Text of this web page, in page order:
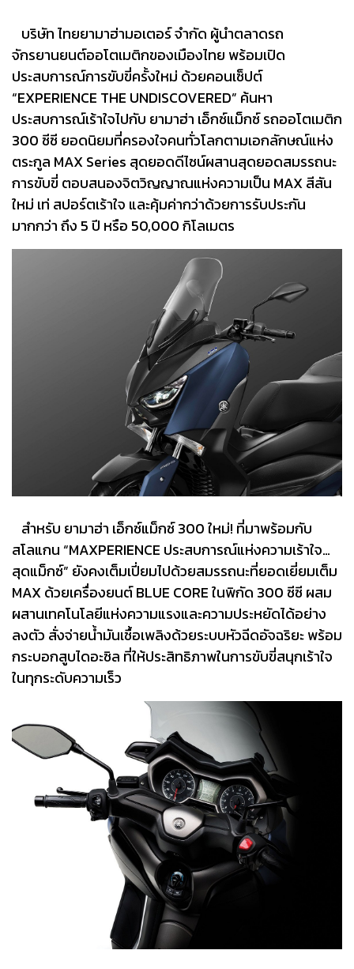
บริษัท ไทยยามาฮ่ามอเตอร์ จำกัด ผู้นำตลาดรถ
จักรยานยนต์ออโตเมติกของเมืองไทย พร้อมเปิด
ประสบการณ์การขับขี่ครั้งใหม่ ด้วยคอนเซ็ปต์
“EXPERIENCE THE UNDISCOVERED” ค้นหา
ประสบการณ์เร้าใจไปกับ ยามาฮ่า เอ็กซ์แม็กซ์ รถออโตเมติก
300 ซีซี ยอดนิยมที่ครองใจคนทั่วโลกตามเอกลักษณ์แห่ง
ตระกูล MAX Series สุดยอดดีไซน์ผสานสุดยอดสมรรถนะ
การขับขี่ ตอบสนองจิตวิญญาณแห่งความเป็น MAX สีสัน
ใหม่ เท่ สปอร์ตเร้าใจ และคุ้มค่ากว่าด้วยการรับประกัน
มากกว่า ถึง 5 ปี หรือ 50,000 กิโลเมตร
สำหรับ ยามาฮ่า เอ็กซ์แม็กซ์ 300 ใหม่! ที่มาพร้อมกับ
สโลแกน “MAXPERIENCE ประสบการณ์แห่งความเร้าใจ…
สุดแม็กซ์” ยังคงเต็มเปี่ยมไปด้วยสมรรถนะที่ยอดเยี่ยมเต็ม
MAX ด้วยเครื่องยนต์ BLUE CORE ในพิกัด 300 ซีซี ผสม
ผสานเทคโนโลยีแห่งความแรงและความประหยัดได้อย่าง
ลงตัว สั่งจ่ายน้ำมันเชื้อเพลิงด้วยระบบหัวฉีดอัจฉริยะ พร้อม
กระบอกสูบไดอะซิล ที่ให้ประสิทธิภาพในการขับขี่สนุกเร้าใจ
ในทุกระดับความเร็ว